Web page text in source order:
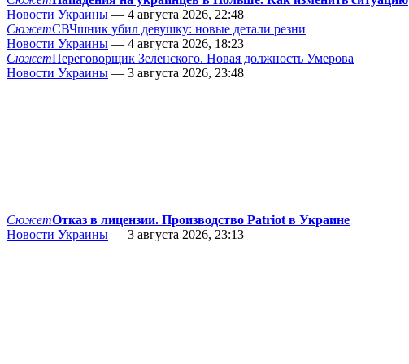
Новости Украины — 4 августа 2026, 22:48
СюжетСВЧшник убил девушку: новые детали резни
Новости Украины — 4 августа 2026, 18:23
СюжетПереговорщик Зеленского. Новая должность Умерова
Новости Украины — 3 августа 2026, 23:48
СюжетОтказ в лицензии. Производство Patriot в Украине
Новости Украины — 3 августа 2026, 23:13